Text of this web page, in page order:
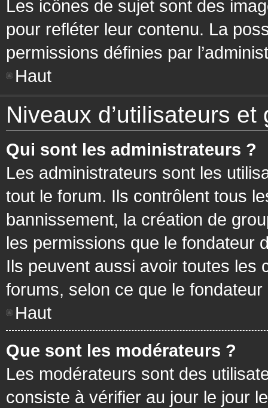
Les icônes de sujet sont des
pour refléter leur contenu. La
permissions définies par
Haut
Niveaux d’utilisateurs et
Qui sont les administrateurs ?
Les administrateurs sont les
tout le forum. Ils contrôlent tous
bannissement, la création de
les permissions que le fondateur
Ils peuvent aussi avoir toutes les
forums, selon ce que le
Haut
Que sont les modérateurs ?
Les modérateurs sont des
consiste à vérifier au jour le jour